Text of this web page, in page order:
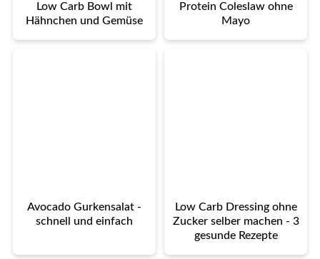
Low Carb Bowl mit
Hähnchen und Gemüse
Protein Coleslaw ohne
Mayo
Avocado Gurkensalat -
schnell und einfach
Low Carb Dressing ohne
Zucker selber machen - 3
gesunde Rezepte